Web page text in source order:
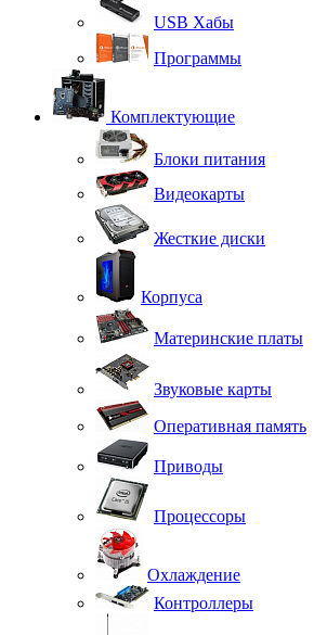
USB Хабы
Программы
Комплектующие
Блоки питания
Видеокарты
Жесткие диски
Корпуса
Материнские платы
Звуковые карты
Оперативная память
Приводы
Процессоры
Охлаждение
Контроллеры